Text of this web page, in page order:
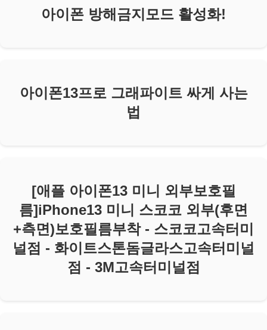
아이폰 방해금지모드 활성화!
아이폰13프로 그래파이트 싸게 사는
법
[애플 아이폰13 미니 외부보호필
름]iPhone13 미니 스코코 외부(후면
+측면)보호필름부착 - 스코코고속터미
널점 - 화이트스톤돔글라스고속터미널
점 - 3M고속터미널점